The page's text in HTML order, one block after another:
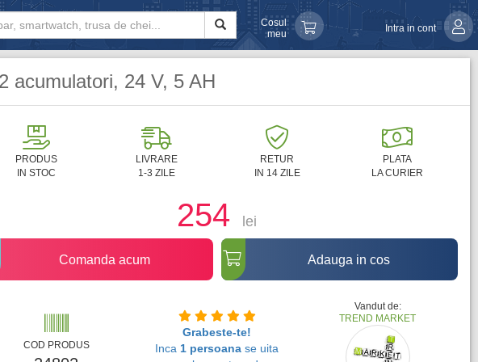
Cosul
meu
Intra in cont
acumulatori, 24 V, 5 AH
PRODUS
IN STOC
LIVRARE
1-3 ZILE
RETUR
IN 14 ZILE
PLATA
LA CURIER
254 lei
Comanda acum Adauga in cos
COD PRODUS
Grabeste-te!
Inca 1 persoana se uita
Vandut de:
TREND MARKET